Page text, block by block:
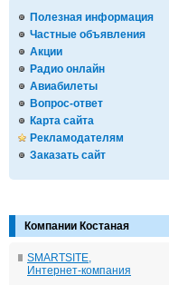
Полезная информация
Частные объявления
Акции
Радио онлайн
Авиабилеты
Вопрос-ответ
Карта сайта
Рекламодателям
Заказать сайт
Компании Костаная
SMARTSITE,
Интернет-компания